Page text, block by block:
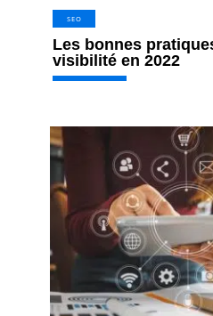
SEO
Les bonnes
visibilité en 2022